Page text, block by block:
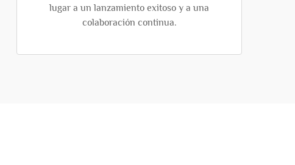
lugar a un lanzamiento exitoso y a una
colaboración continua.